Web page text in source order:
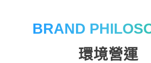
BRAND
環境營運